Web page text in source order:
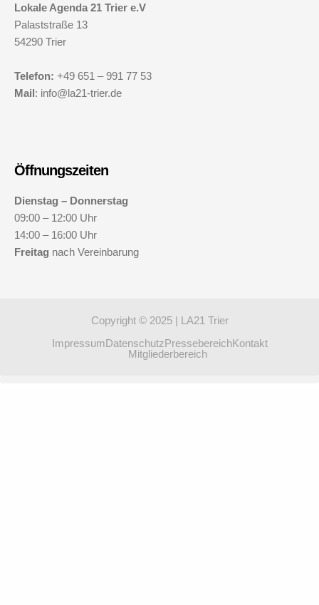
Lokale Agenda 21 Trier e.V
Palaststraße 13
54290 Trier
Telefon: +49 651 – 991 77 53
Mail: info@la21-trier.de
Öffnungszeiten
Dienstag – Donnerstag
09:00 – 12:00 Uhr
14:00 – 16:00 Uhr
Freitag nach Vereinbarung
Copyright © 2025 | LA21 Trier
ImpressumDatenschutzPressebereichKontakt
Mitgliederbereich